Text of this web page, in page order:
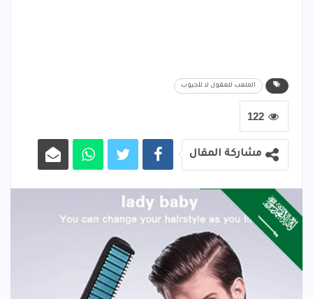
الملعب للعقول لا للجيوب
122
مشاركة المقال